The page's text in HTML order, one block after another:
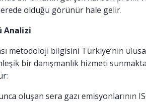
olduğu görünür hale gelir.
Analizi
metodoloji bilgisini Türkiye’nin
bir danışmanlık hizmeti
oluşan sera gazı emisyonlarının